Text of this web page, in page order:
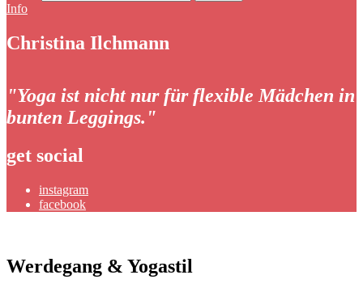
Info
Christina Ilchmann
"Yoga ist nicht nur für flexible Mädchen in
bunten Leggings."
get social
instagram
facebook
Werdegang & Yogastil